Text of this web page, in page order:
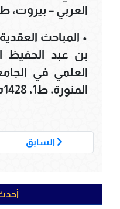
العربي – بيروت، ط2.
• المباحث
بن عبد الحفيظ
العلمي في
المنورة، ط1، 1428ه.
السابق